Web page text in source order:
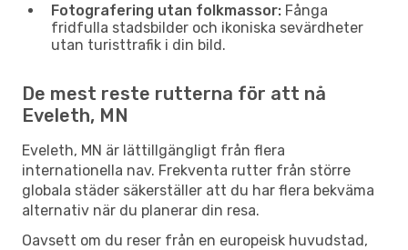
Fotografering utan folkmassor: Fånga
fridfulla stadsbilder och ikoniska sevärdheter
utan turisttrafik i din bild.
De mest reste rutterna för att nå
Eveleth, MN
Eveleth, MN är lättillgängligt från flera
internationella nav. Frekventa rutter från större
globala städer säkerställer att du har flera bekväma
alternativ när du planerar din resa.
Oavsett om du reser från en europeisk huvudstad,